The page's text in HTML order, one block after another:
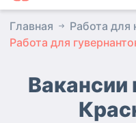
Главная
Работа для
Работа для
Вакансии